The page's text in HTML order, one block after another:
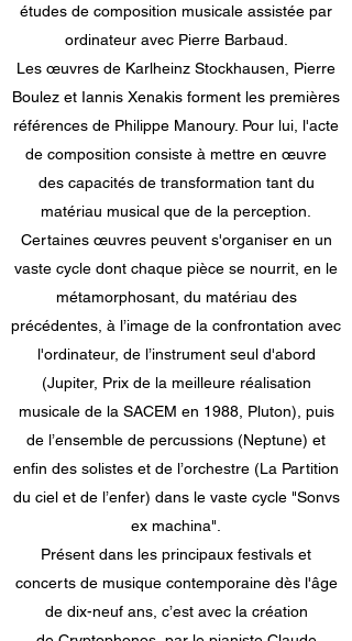
études de composition musicale assistée par
ordinateur avec Pierre Barbaud.
Les œuvres de Karlheinz Stockhausen, Pierre
Boulez et Iannis Xenakis forment les premières
références de Philippe Manoury. Pour lui, l'acte
de composition consiste à mettre en œuvre
des capacités de transformation tant du
matériau musical que de la perception.
Certaines œuvres peuvent s'organiser en un
vaste cycle dont chaque pièce se nourrit, en le
métamorphosant, du matériau des
précédentes, à l’image de la confrontation avec
l'ordinateur, de l’instrument seul d'abord
(Jupiter, Prix de la meilleure réalisation
musicale de la SACEM en 1988, Pluton), puis
de l’ensemble de percussions (Neptune) et
enfin des solistes et de l’orchestre (La Partition
du ciel et de l’enfer) dans le vaste cycle "Sonvs
ex machina".
Présent dans les principaux festivals et
concerts de musique contemporaine dès l'âge
de dix-neuf ans, c’est avec la création